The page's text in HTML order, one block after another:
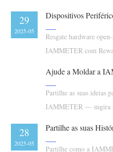
Alibaba e Amazon.
09
2025-06
Resgate hardware
IAMMETER com
apoie o ecossistema
29
2025-05
Partilhe as suas ideias
IAMMETER — sugira
28
2025-05
Partilhe como a